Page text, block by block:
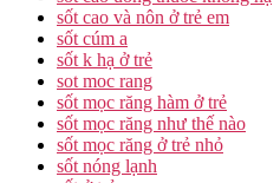
sốt cao và nôn ở trẻ em
sốt cúm a
sốt k hạ ở trẻ
sot moc rang
sốt mọc răng hàm ở trẻ
sốt mọc răng như thế nào
sốt mọc răng ở trẻ nhỏ
sốt nóng lạnh